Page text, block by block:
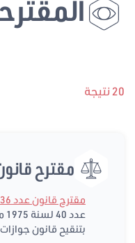
20 نتيجة
مقترح
مقترح قانون عدد 2021/036
بتنقيح قانون